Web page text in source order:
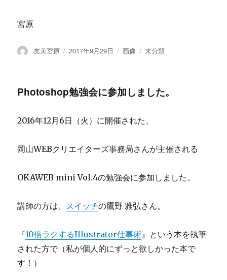
宮原
投
友美宮原
投
2017年9月29日
フ
ッ
画像
カ
ー
未分類
Photoshop勉強会に参加しました。
2016年12月6日（火）に開催された、
岡山WEBクリエイターズ事務局さんが主催される
OKAWEB mini Vol.4の勉強会に参加しました。
講師の方は、 スイッチの鷹野 雅弘さん。
『10倍ラクするIllustrator仕事術』という本を執筆
された方で（私が個人的にずっと欲しかった本で
す！）